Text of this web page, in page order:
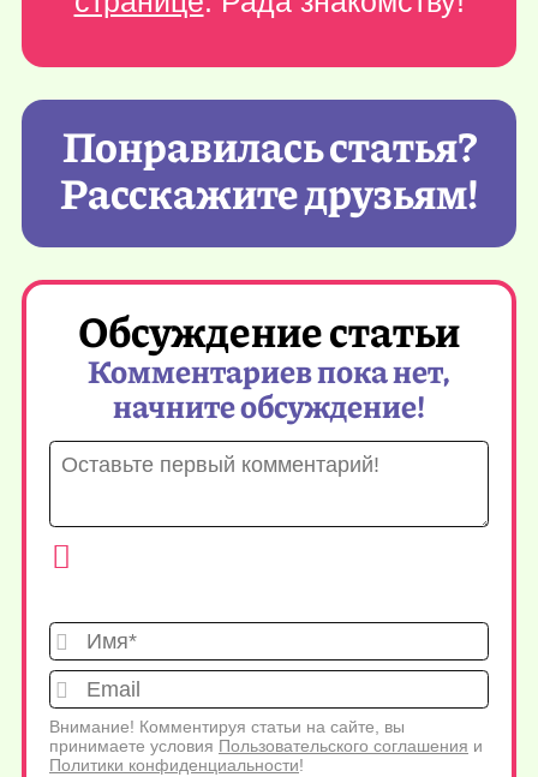
Понравилась статья?
Расскажите друзьям!
Обсуждение статьи
Комментариев пока нет,
начните обсуждение!
Имя*
Внимание! Комментируя статьи на сайте, вы
принимаете условия Пользовательского соглашения и
Политики конфиденциальности!